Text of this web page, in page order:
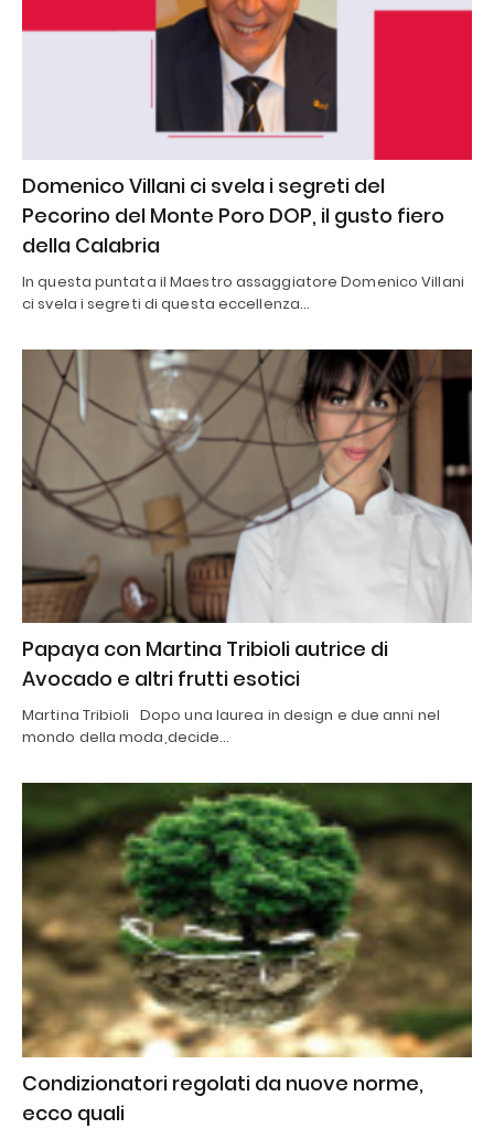
Domenico Villani ci svela i segreti del
Pecorino del Monte Poro DOP, il gusto fiero
della Calabria
In questa puntata il Maestro assaggiatore Domenico Villani
ci svela i segreti di questa eccellenza…
Papaya con Martina Tribioli autrice di
Avocado e altri frutti esotici
Martina Tribioli Dopo una laurea in design e due anni nel
mondo della moda,decide…
Condizionatori regolati da nuove norme,
ecco quali